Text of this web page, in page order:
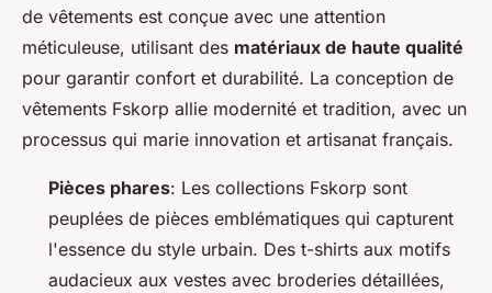
de vêtements est conçue avec une attention
méticuleuse, utilisant des matériaux de haute qualité
pour garantir confort et durabilité. La conception de
vêtements Fskorp allie modernité et tradition, avec un
processus qui marie innovation et artisanat français.
Pièces phares: Les collections Fskorp sont
peuplées de pièces emblématiques qui capturent
l'essence du style urbain. Des t-shirts aux motifs
audacieux aux vestes avec broderies détaillées,